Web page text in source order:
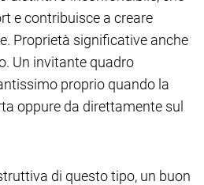
e contribuisce a creare
Proprietà significative anche
Un invitante quadro
proprio quando la
oppure da direttamente sul
di questo tipo, un buon